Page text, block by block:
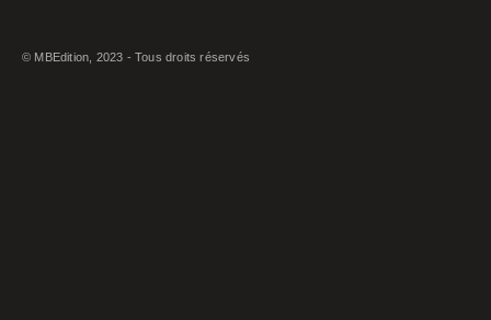
© MBEdition, 2023 - Tous droits réservés